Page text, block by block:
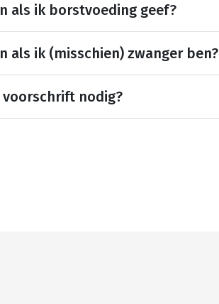
als ik borstvoeding geef?
als ik (misschien) zwanger ben?
voorschrift nodig?